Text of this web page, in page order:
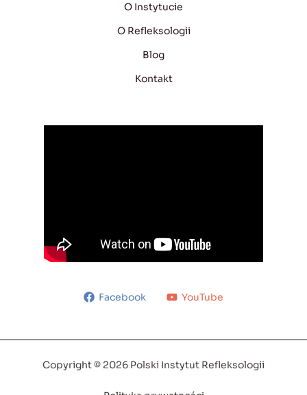
O Instytucie
O Refleksologii
Blog
Kontakt
Facebook YouTube
Copyright © 2026 Polski Instytut Refleksologii